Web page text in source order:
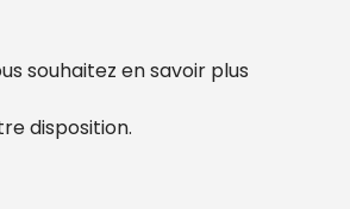
souhaitez en savoir plus
disposition.